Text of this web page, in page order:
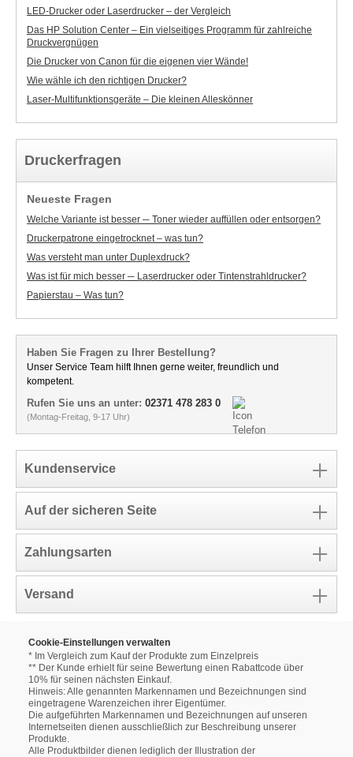
LED-Drucker oder Laserdrucker – der Vergleich
Das HP Solution Center – Ein vielseitiges Programm für zahlreiche
Druckvergnügen
Die Drucker von Canon für die eigenen vier Wände!
Wie wähle ich den richtigen Drucker?
Laser-Multifunktionsgeräte – Die kleinen Alleskönner
Druckerfragen
Neueste Fragen
Welche Variante ist besser ─ Toner wieder auffüllen oder entsorgen?
Druckerpatrone eingetrocknet – was tun?
Was versteht man unter Duplexdruck?
Was ist für mich besser ─ Laserdrucker oder Tintenstrahldrucker?
Papierstau – Was tun?
Haben Sie Fragen zu Ihrer Bestellung?
Unser Service Team hilft Ihnen gerne weiter, freundlich und
kompetent.
Rufen Sie uns an unter: 02371 478 283 0
(Montag-Freitag, 9-17 Uhr)
Kundenservice
Auf der sicheren Seite
Zahlungsarten
Versand
Cookie-Einstellungen verwalten
* Im Vergleich zum Kauf der Produkte zum Einzelpreis
** Der Kunde erhielt für seine Bewertung einen Rabattcode über
10% für seinen nächsten Einkauf.
Hinweis: Alle genannten Markennamen und Bezeichnungen sind
eingetragene Warenzeichen ihrer Eigentümer.
Die aufgeführten Markennamen und Bezeichnungen auf unseren
Internetseiten dienen ausschließlich zur Beschreibung unserer
Produkte.
Alle Produktbilder dienen lediglich der Illustration der